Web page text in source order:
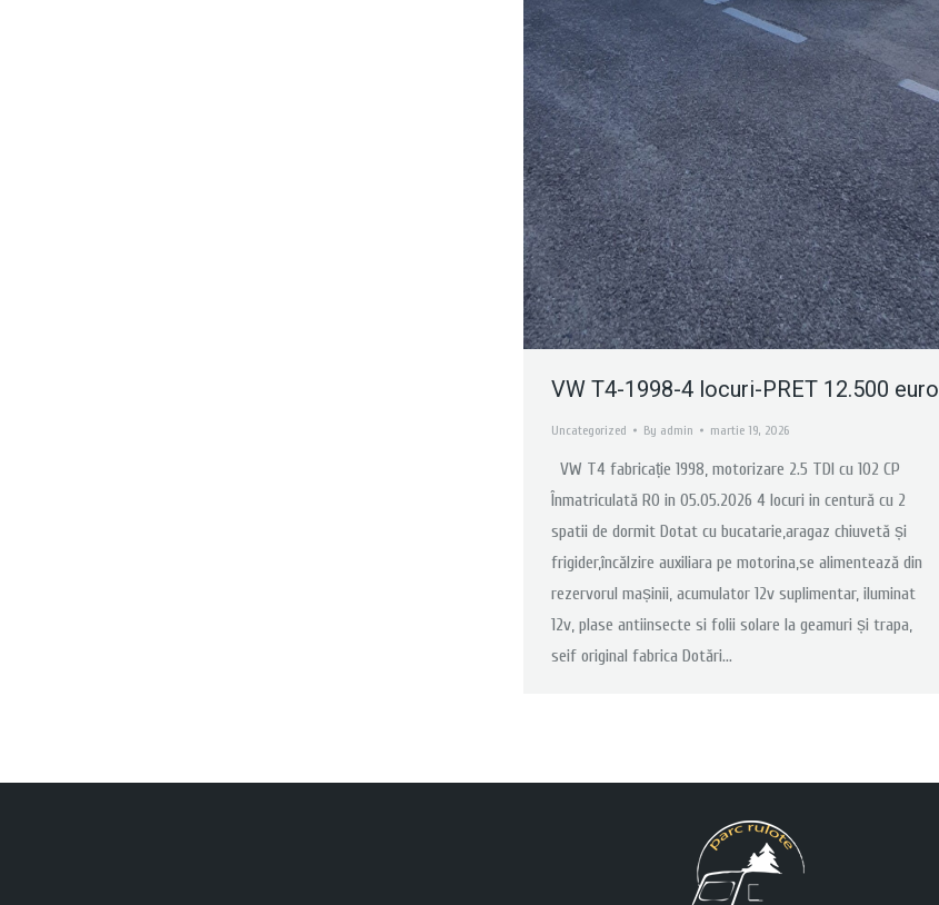
VW T4-1998-4 locuri-PRET 12.500 euro
Uncategorized By admin martie 19, 2026
VW T4 fabricație 1998, motorizare 2.5 TDI cu 102 CP
Înmatriculată RO in 05.05.2026 4 locuri in centură cu 2
spatii de dormit Dotat cu bucatarie,aragaz chiuvetă și
frigider,încălzire auxiliara pe motorina,se alimentează din
rezervorul mașinii, acumulator 12v suplimentar, iluminat
12v, plase antiinsecte si folii solare la geamuri și trapa,
seif original fabrica Dotări…